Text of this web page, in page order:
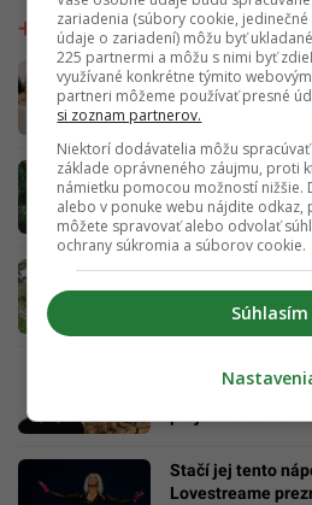
Masáž zadarmo a
mieste: Startitup
vo Feel Good Zone
Na Slovensku sa
Kaukazu: Pozor
spôsobuje
Nočný požiar na
Hasiči priamo na
Účet za letné
prejaví na
Stačí jej tento
Lovestreame
zariadenia (súbory cookie,
údaje o zariadení) môžu byť
225 partnermi a môžu s nimi byť
využívané konkrétne týmito
partneri môžeme používať presné
si zoznam partnerov.
Niektorí dodávatelia môžu
základe oprávneného záujmu, proti
námietku pomocou možností nižšie.
alebo v ponuke webu nájdite
môžete spravovať alebo odvolať
ochrany súkromia a súborov cookie.
Súhlasím